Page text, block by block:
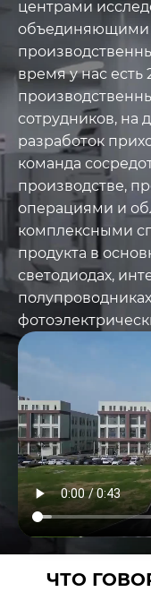
центрами
объединяющими
время у нас есть
сотрудников, на
разработок
команда
производстве,
операциями и
комплексными
продукта в
светодиодах,
ЧТО